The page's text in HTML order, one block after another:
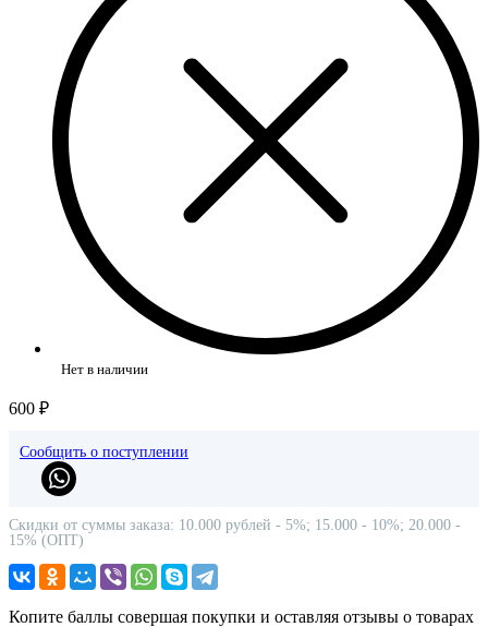
Нет в наличии
600 ₽
Сообщить о поступлении
Скидки от суммы заказа: 10.000 рублей - 5%; 15.000 - 10%; 20.000 -
15% (ОПТ)
Копите баллы совершая покупки и оставляя отзывы о товарах